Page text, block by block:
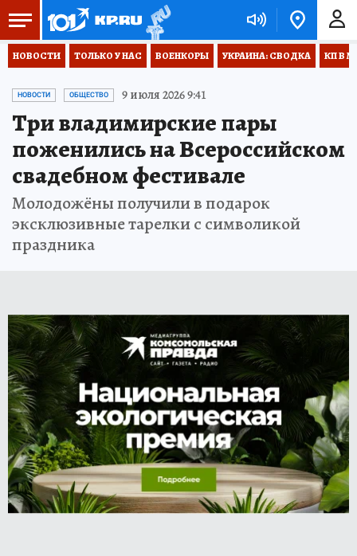
НОВОСТИ ТОЛЬКО У НАС ВОЕНКОРЫ УКРАИНА: СВОДКА КП В
НОВОСТИ ОБЩЕСТВО 9 июля 2026 9:41
Три владимирские пары
поженились на Всероссийском
свадебном фестивале
Молодожёны получили в подарок
эксклюзивные тарелки с символикой
праздника